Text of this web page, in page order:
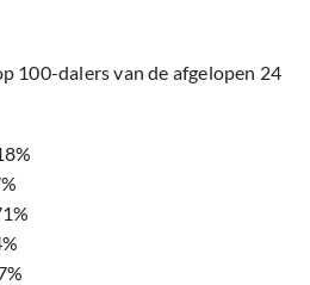
100-dalers van de afgelopen 24